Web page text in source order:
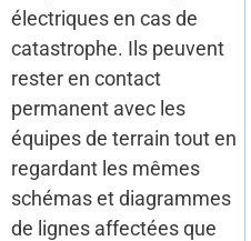
électriques en cas de
catastrophe. Ils peuvent
rester en contact
permanent avec les
équipes de terrain tout en
regardant les mêmes
schémas et diagrammes
de lignes affectées que